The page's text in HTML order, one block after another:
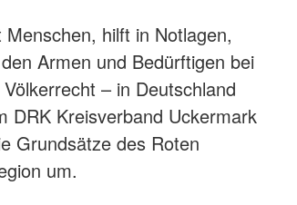
hilft in Notlagen,
Armen und Bedürftigen bei
– in Deutschland
DRK Kreisverband Uckermark
Grundsätze des Roten
um.